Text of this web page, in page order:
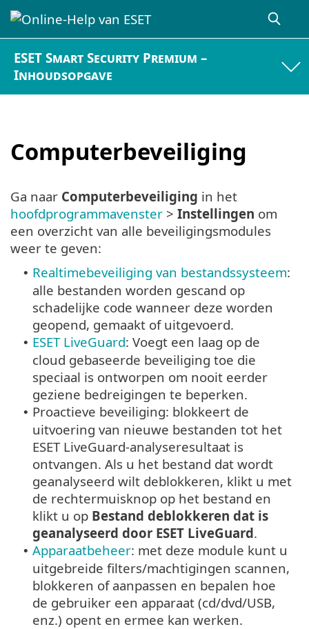
ESET Smart Security Premium –
Inhoudsopgave
Computerbeveiliging
Ga naar Computerbeveiliging in het
hoofdprogrammavenster > Instellingen om
een overzicht van alle beveiligingsmodules
weer te geven:
• Realtimebeveiliging van bestandssysteem:
alle bestanden worden gescand op
schadelijke code wanneer deze worden
geopend, gemaakt of uitgevoerd.
• ESET LiveGuard: Voegt een laag op de
cloud gebaseerde beveiliging toe die
speciaal is ontworpen om nooit eerder
geziene bedreigingen te beperken.
• Proactieve beveiliging: blokkeert de
uitvoering van nieuwe bestanden tot het
ESET LiveGuard-analyseresultaat is
ontvangen. Als u het bestand dat wordt
geanalyseerd wilt deblokkeren, klikt u met
de rechtermuisknop op het bestand en
klikt u op Bestand deblokkeren dat is
geanalyseerd door ESET LiveGuard.
• Apparaatbeheer: met deze module kunt u
uitgebreide filters/machtigingen scannen,
blokkeren of aanpassen en bepalen hoe
de gebruiker een apparaat (cd/dvd/USB,
enz.) opent en ermee kan werken.